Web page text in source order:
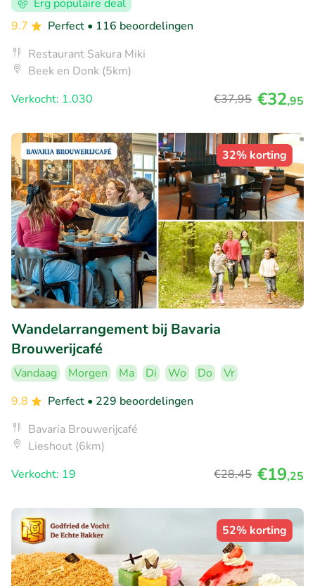
Erg populaire deal
9.7
Perfect • 116 beoordelingen
Restaurant Sakura Miki
Beek en Donk (5km)
Verkocht: 1.030
€37,95 €32,95
32% korting
Wandelarrangement bij Bavaria
Brouwerijcafé
Vandaag Morgen Ma Di Wo Do
Vr
9.8
Perfect • 229 beoordelingen
Bavaria Brouwerijcafé
Lieshout (6km)
Verkocht: 19
€28,45 €19,25
52% korting